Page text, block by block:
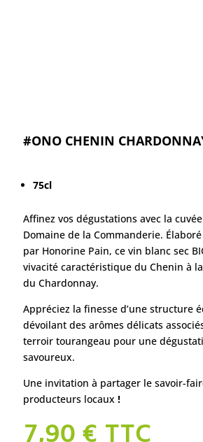
#ONO CHENIN
75cl
Affinez vos dégustations avec la
Domaine de la Commanderie.
par Honorine Pain, ce vin blanc sec
vivacité caractéristique du Chenin à
du Chardonnay.
Appréciez la finesse d’une structure
dévoilant des arômes délicats
terroir tourangeau pour une
savoureux.
Une invitation à partager le savoir-
producteurs locaux!
7,90€ TTC